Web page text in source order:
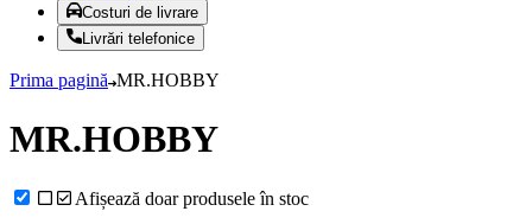
Costuri de livrare
Livrări telefonice
Prima pagină MR.HOBBY
MR.HOBBY
Afișează doar produsele în stoc